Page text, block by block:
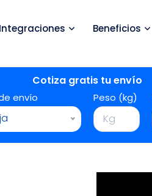
Integraciones Beneficios
Cotiza gratis tu envío
envío Peso (kg)